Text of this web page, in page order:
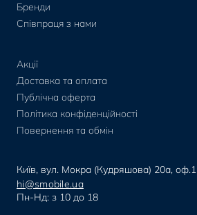
Бренди
Співпраця з нами
Акції
Доставка та оплата
Публічна оферта
Політика конфіденційності
Повернення та обмін
Київ, вул. Мокра (Кудряшова) 20а, оф.1
hi@smobile.ua
Пн-Нд: з 10 до 18